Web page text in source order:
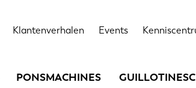
Klantenverhalen Events
PONSMACHINES
Technische gegevens Opties